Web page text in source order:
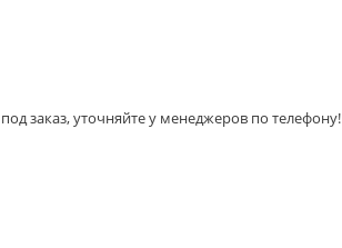
заказ, уточняйте у менеджеров по телефону!